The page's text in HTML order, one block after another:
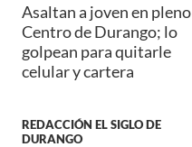
Asaltan a joven en pleno
Centro de Durango; lo
golpean para quitarle
celular y cartera
REDACCIÓN EL SIGLO DE
DURANGO